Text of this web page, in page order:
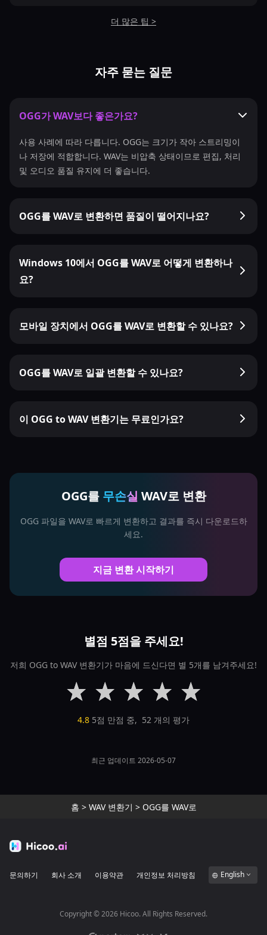
더 많은 팁 >
자주 묻는 질문
OGG가 WAV보다 좋은가요?
사용 사례에 따라 다릅니다. OGG는 크기가 작아 스트리밍이
나 저장에 적합합니다. WAV는 비압축 상태이므로 편집, 처리
및 오디오 품질 유지에 더 좋습니다.
OGG를 WAV로 변환하면 품질이 떨어지나요?
Windows 10에서 OGG를 WAV로 어떻게 변환하나
요?
모바일 장치에서 OGG를 WAV로 변환할 수 있나요?
OGG를 WAV로 일괄 변환할 수 있나요?
이 OGG to WAV 변환기는 무료인가요?
OGG를 무손실 WAV로 변환
OGG 파일을 WAV로 빠르게 변환하고 결과를 즉시 다운로드하
세요.
지금 변환 시작하기
별점 5점을 주세요!
저희 OGG to WAV 변환기가 마음에 드신다면 별 5개를 남겨주세요!
4.8 5점 만점 중, 52 개의 평가
최근 업데이트 2026-05-07
홈 > WAV 변환기 > OGG를 WAV로
문의하기 회사 소개 이용약관 개인정보 처리방침 English
Copyright ©2026 Hicoo. All Rights Reserved.